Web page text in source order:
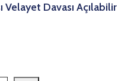
Velayet Davası Açılabilir